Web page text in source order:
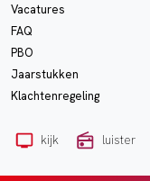
Vacatures
FAQ
PBO
Jaarstukken
Klachtenregeling
kijk luister